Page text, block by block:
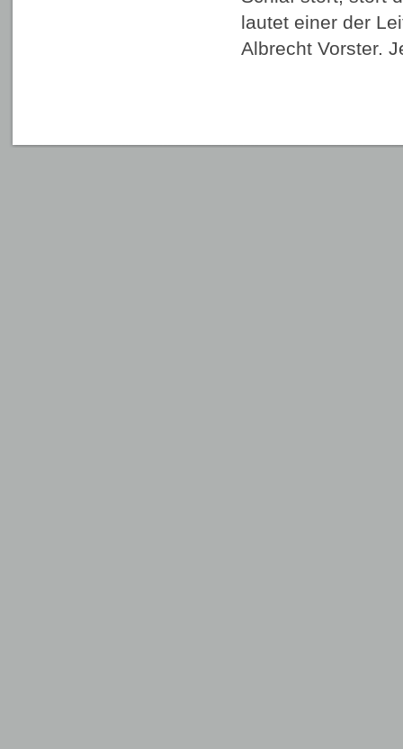
lautet einer der
Albrecht Vorster.